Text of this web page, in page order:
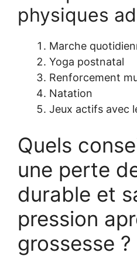
physiques
Marche
Yoga postnatal
Renforcement
Natation
Jeux actifs avec
Quels
une perte
durable et
pression
grossesse ?